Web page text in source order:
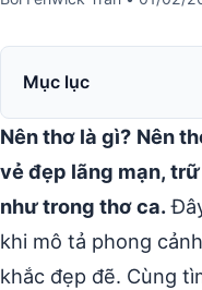
Mục lục
Nên thơ là gì? Nên
vẻ đẹp lãng mạn, trữ
như trong thơ ca.
khi mô tả phong
khắc đẹp đẽ. Cùng